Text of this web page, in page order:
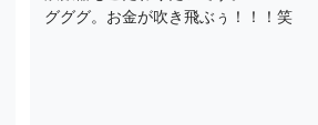
グググ。お金が吹き飛ぶぅ！！！笑